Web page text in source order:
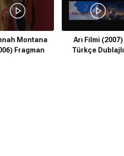
Montana
Fragman
Arı Filmi (2007)
Türkçe Dublajlı